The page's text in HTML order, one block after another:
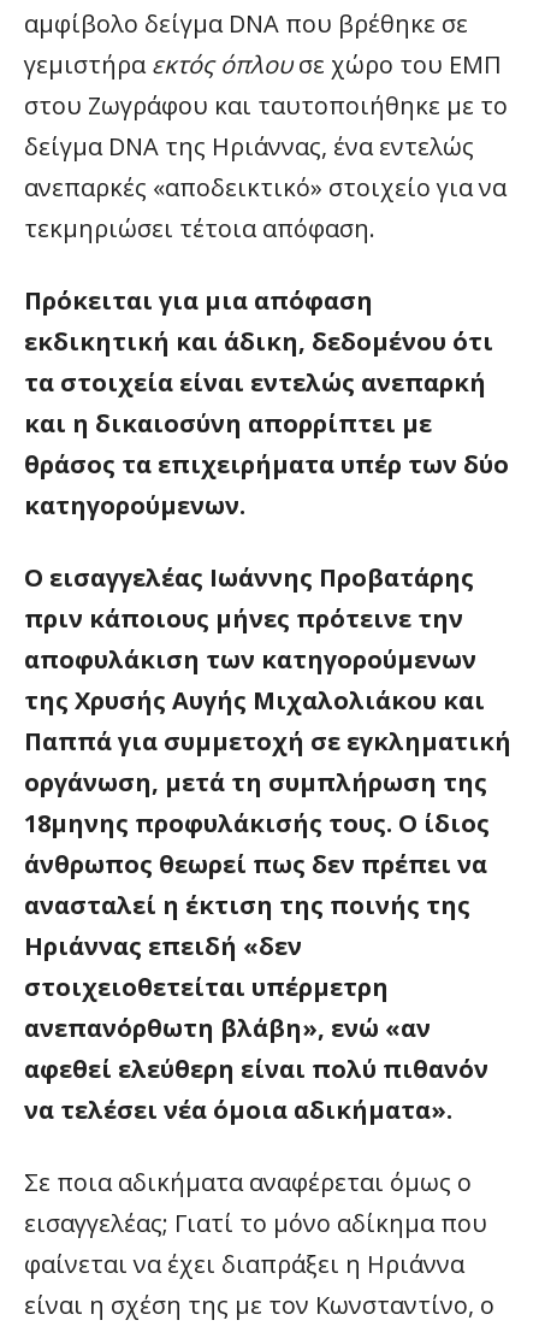
αμφίβολο δείγμα DNA που βρέθηκε σε
γεμιστήραεκτός όπλουσε χώρο του ΕΜΠ
στου Ζωγράφου και ταυτοποιήθηκε με το
δείγμα DNA της Ηριάννας, ένα εντελώς
ανεπαρκές «αποδεικτικό» στοιχείο για να
τεκμηριώσει τέτοια απόφαση.
Πρόκειται για μια απόφαση
εκδικητική και άδικη, δεδομένου ότι
τα στοιχεία είναι εντελώς ανεπαρκή
και η δικαιοσύνη απορρίπτει με
θράσος τα επιχειρήματα υπέρ των δύο
κατηγορούμενων.
Ο εισαγγελέας Ιωάννης Προβατάρης
πριν κάποιους μήνες πρότεινε την
αποφυλάκιση των κατηγορούμενων
της Χρυσής Αυγής Μιχαλολιάκου και
Παππά για συμμετοχή σε εγκληματική
οργάνωση, μετά τη συμπλήρωση της
18μηνης προφυλάκισής τους. Ο ίδιος
άνθρωπος θεωρεί πως δεν πρέπει να
ανασταλεί η έκτιση της ποινής της
Ηριάννας επειδή «δεν
στοιχειοθετείται υπέρμετρη
ανεπανόρθωτη βλάβη», ενώ «αν
αφεθεί ελεύθερη είναι πολύ πιθανόν
να τελέσει νέα όμοια αδικήματα».
Σε ποια αδικήματα αναφέρεται όμως ο
εισαγγελέας; Γιατί το μόνο αδίκημα που
φαίνεται να έχει διαπράξει η Ηριάννα
είναι η σχέση της με τον Κωνσταντίνο, ο